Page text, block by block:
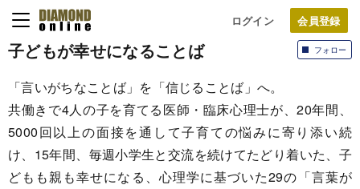
ログイン
フォロー
子どもが幸せになることば
「言いがちなことば」を「信じることば」へ。
共働きで4人の子を育てる医師・臨床心理士が、20年間、
5000回以上の面接を通して子育ての悩みに寄り添い続
け、15年間、毎週小学生と交流を続けてたどり着いた、子
どもも親も幸せになる、心理学に基づいた29の「言葉が